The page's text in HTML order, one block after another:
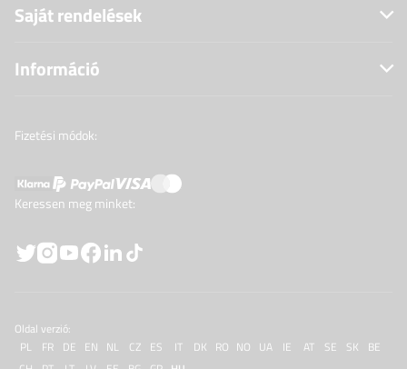
Saját rendelések
Információ
Fizetési módok:
Keressen meg minket:
Oldal verzió:
PL
FR DE EN NL CZ ES IT DK RO NO UA IE AT SE SK
BE